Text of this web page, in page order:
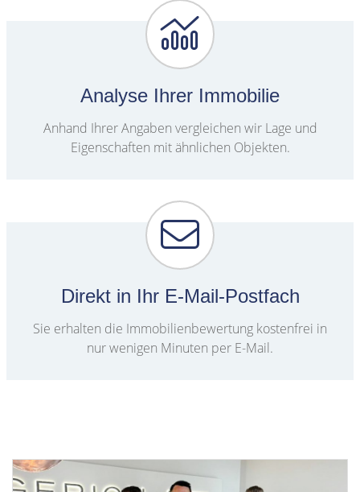
Analyse Ihrer Immobilie
Anhand Ihrer Angaben vergleichen wir Lage und
Eigenschaften mit ähnlichen Objekten.
Direkt in Ihr E-Mail-Postfach
Sie erhalten die Immobilienbewertung kostenfrei in
nur wenigen Minuten per E-Mail.